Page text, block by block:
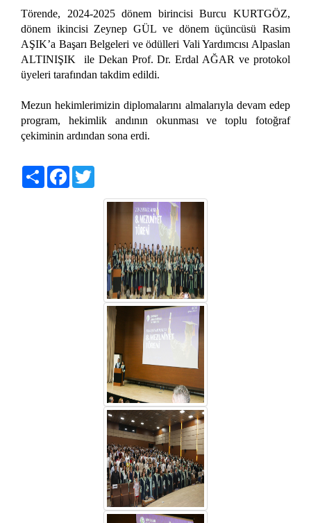
Törende, 2024-2025 dönem birincisi Burcu KURTGÖZ,
dönem ikincisi Zeynep GÜL ve dönem üçüncüsü Rasim
AŞIK’a Başarı Belgeleri ve ödülleri Vali Yardımcısı Alpaslan
ALTINIŞIK ile Dekan Prof. Dr. Erdal AĞAR ve protokol
üyeleri tarafından takdim edildi.
Mezun hekimlerimizin diplomalarını almalarıyla devam edep
program, hekimlik andının okunması ve toplu fotoğraf
çekiminin ardından sona erdi.
Share Facebook